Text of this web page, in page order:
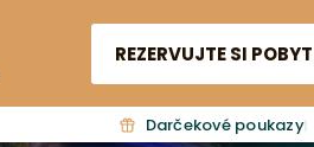
REZERVUJTE SI
Darčekové poukazy